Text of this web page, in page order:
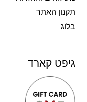
תקנון האתר
בלוג
גיפט קארד